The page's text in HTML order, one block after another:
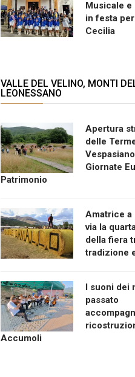
Musicale
in festa
Cecilia
VALLE DEL VELINO, MONTI
LEONESSANO
Apertura
delle
Giornate
Patrimonio
Amatrice a
via la
della fiera
tradizione
I suoni dei
passato
Accumoli